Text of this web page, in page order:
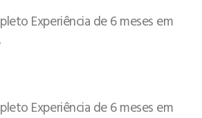
Experiência de 6 meses em
Experiência de 6 meses em